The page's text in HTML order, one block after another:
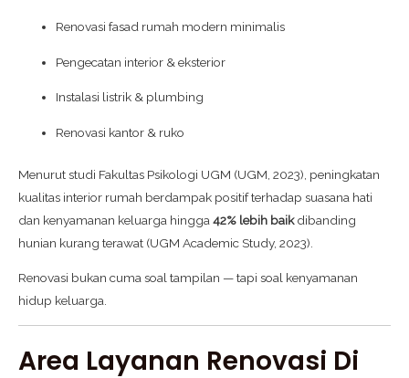
Renovasi fasad rumah modern minimalis
Pengecatan interior & eksterior
Instalasi listrik & plumbing
Renovasi kantor & ruko
Menurut studi Fakultas Psikologi UGM (UGM, 2023), peningkatan
kualitas interior rumah berdampak positif terhadap suasana hati
dan kenyamanan keluarga hingga 42% lebih baikdibanding
hunian kurang terawat (UGM Academic Study, 2023).
Renovasi bukan cuma soal tampilan — tapi soal kenyamanan
hidup keluarga.
Area Layanan Renovasi Di